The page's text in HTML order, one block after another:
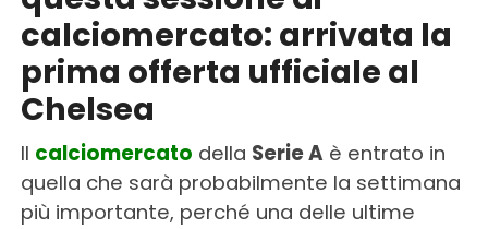
calciomercato: arrivata la
prima offerta ufficiale al
Chelsea
Il calciomercato della Serie A è entrato in
quella che sarà probabilmente la settimana
più importante, perché una delle ultime